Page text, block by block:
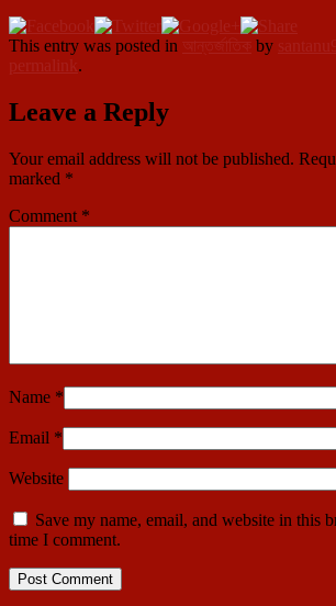
This entry was posted in আন্তর্জাতিক by
permalink.
Leave a Reply
Your email address will not be published.
marked *
Comment *
Name *
Email *
Website
Save my name, email, and website in this
time I comment.